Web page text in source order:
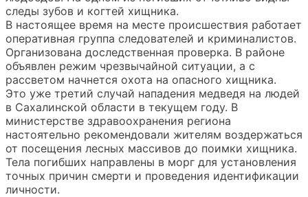
следы зубов и когтей хищника.
В настоящее время на месте происшествия работает
оперативная группа следователей и криминалистов.
Организована доследственная проверка. В районе
объявлен режим чрезвычайной ситуации, а с
рассветом начнется охота на опасного хищника.
Это уже третий случай нападения медведя на людей
в Сахалинской области в текущем году. В
министерстве здравоохранения региона
настоятельно рекомендовали жителям воздержаться
от посещения лесных массивов до поимки хищника.
Тела погибших направлены в морг для установления
точных причин смерти и проведения идентификации
личности.